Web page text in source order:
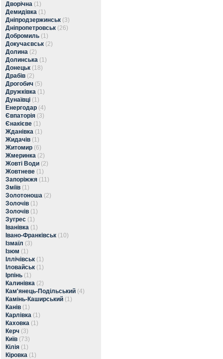
Дворічна (1)
Демидівка (1)
Дніпродзержинськ (3)
Дніпропетровськ (26)
Добромиль (1)
Докучаєвськ (2)
Долина (2)
Долинська (1)
Донецьк (18)
Драбів (2)
Дрогобич (5)
Дружківка (1)
Дунаївці (1)
Енергодар (4)
Євпаторія (3)
Єнакієве (1)
Жданівка (1)
Жидачів (1)
Житомир (6)
Жмеринка (2)
Жовті Води (2)
Жовтневе (1)
Запоріжжя (11)
Зміїв (1)
Золотоноша (2)
Золочів (1)
Золочів (1)
Зугрес (1)
Іванівка (1)
Івано-Франківськ (10)
Ізмаїл (3)
Ізюм (1)
Іллічівськ (1)
Іловайськ (1)
Ірпінь (1)
Калинівка (2)
Кам'янець-Подільський (4)
Камінь-Каширський (1)
Канів (1)
Карлівка (1)
Каховка (1)
Керч (3)
Київ (73)
Кілія (1)
Кіровка (1)